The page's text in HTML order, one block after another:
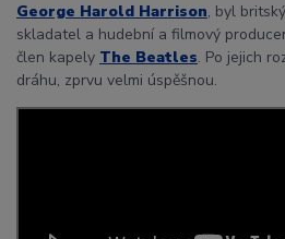
George Harold Harrison, byl
skladatel a hudební a filmový
člen kapely The Beatles. Po jejich
dráhu, zprvu velmi úspěšnou.